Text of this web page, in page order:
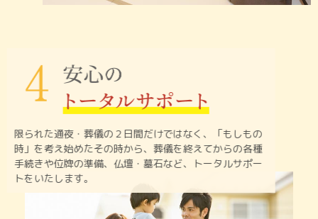
限られた通夜・葬儀の２日間だけではなく、「もしもの
時」を考え始めたその時から、葬儀を終えてからの各種
手続きや位牌の準備、仏壇・墓石など、トータルサポー
トをいたします。